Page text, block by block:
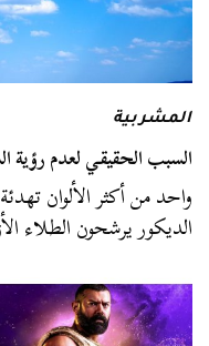
المشربية
السبب الحقيقي لعدم رؤية
واحد من أكثر الألوان
الديكور يرشحون الطلاء